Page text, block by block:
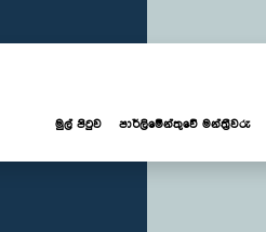
මුල් පිටුව පාර්ලි‌මේන්තුවේ මන්ත්‍රීවරු